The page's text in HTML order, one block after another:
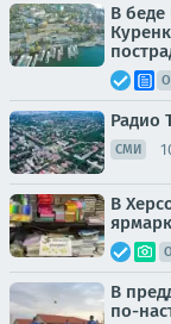
В беде
Радио
СМИ
В
В
по-